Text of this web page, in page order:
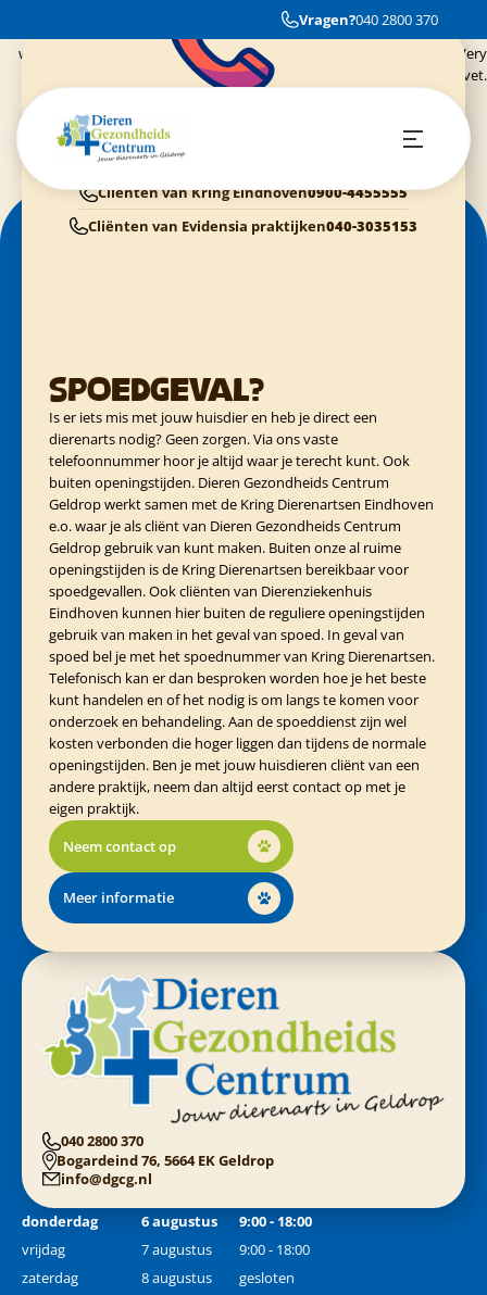
Vragen?040 2800 370
My cat was missing for a day. I called in and got very useful advice. My cat
was found in less then 5 hours after following instructions and the doctor
was able to see us immediately to make sure all was ok with the cat. Very
pleased with my vet.
Dieren Gezondheids Centrum Geldrop
Cliënten van Dierenziekenhuis Eindhoven
Cliënten van Kring Eindhoven0900-4455555
Cliënten van Evidensia praktijken040-3035153
Spoedgeval?
Is er iets mis met jouw huisdier en heb je direct een
dierenarts nodig? Geen zorgen. Via ons vaste
telefoonnummer hoor je altijd waar je terecht kunt. Ook
buiten openingstijden. Dieren Gezondheids Centrum
Geldrop werkt samen met de Kring Dierenartsen Eindhoven
e.o. waar je als cliënt van Dieren Gezondheids Centrum
Geldrop gebruik van kunt maken. Buiten onze al ruime
openingstijden is de Kring Dierenartsen bereikbaar voor
spoedgevallen. Ook cliënten van Dierenziekenhuis
Eindhoven kunnen hier buiten de reguliere openingstijden
gebruik van maken in het geval van spoed. In geval van
spoed bel je met het spoednummer van Kring Dierenartsen.
Telefonisch kan er dan besproken worden hoe je het beste
kunt handelen en of het nodig is om langs te komen voor
onderzoek en behandeling. Aan de spoeddienst zijn wel
kosten verbonden die hoger liggen dan tijdens de normale
openingstijden. Ben je met jouw huisdieren cliënt van een
andere praktijk, neem dan altijd eerst contact op met je
eigen praktijk.
Neem contact op
Meer informatie
040 2800 370
Bogardeind 76, 5664 EK Geldrop
info@dgcg.nl
donderdag 6 augustus
9:00 - 18:00
vrijdag
7 augustus
9:00 - 18:00
zaterdag
8 augustus
gesloten